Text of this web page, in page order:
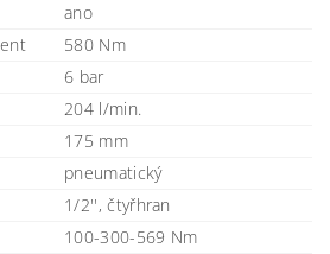
ano
580 Nm
6 bar
204 l/min.
175 mm
pneumatický
1/2'', čtyřhran
100-300-569 Nm